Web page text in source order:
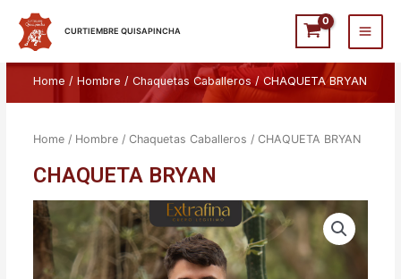
contenido
CURTIEMBRE QUISAPINCHA
Main
Home /Hombre /Chaquetas Caballeros / CHAQUETA BRYAN
Home / Hombre /Chaquetas Caballeros / CHAQUETA BRYAN
CHAQUETA BRYAN